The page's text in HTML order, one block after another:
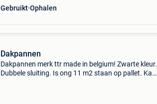
Gebruikt Ophalen
Dakpannen
Dakpannen merk ttr made in belgium! Zwarte kleur.
Dubbele sluiting. Is ong 11 m2 staan op pallet. Kan